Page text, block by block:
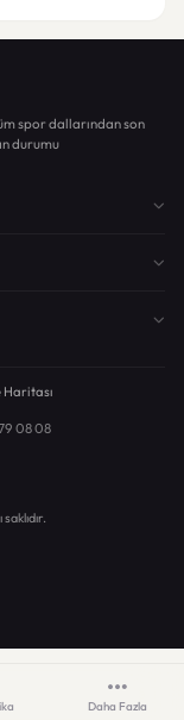
spor dallarından son
durumu
Haritası
08 08
Daha Fazla